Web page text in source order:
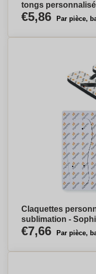
tongs
€5,86 Par pièce,
Claquettes
sublimation -
€7,66 Par pièce,